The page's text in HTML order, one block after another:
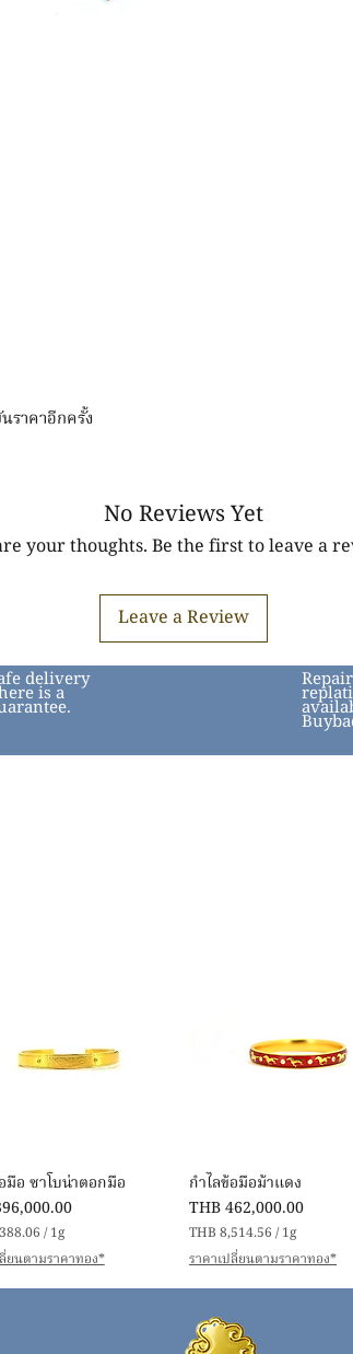
ราคาอีกครั้ง
No Reviews Yet
your thoughts. Be the first to leave a
Leave a Review
delivery
is a
Quick View
มือ ซาโบน่าตอกมือ
/1g
ยนตามราคาทอง*
Quick View
กำไลข้อมือม้าแดง
Price
THB 462,000.00
THB 8,514.56 /1g
T
H
B
,
ราคาเปลี่ยนตามราคาทอง*